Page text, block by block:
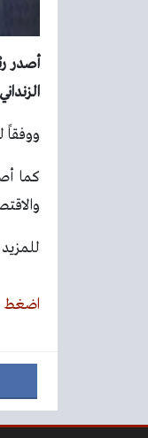
أصدر
ووفقاً
كما
اضغط